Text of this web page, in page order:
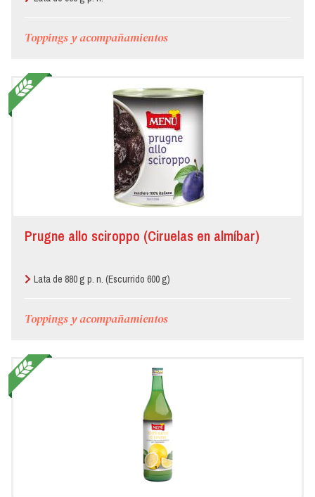
Toppings y acompañamientos
Prugne allo sciroppo (Ciruelas en almíbar)
Lata de 880 g p. n. (Escurrido 600 g)
Toppings y acompañamientos